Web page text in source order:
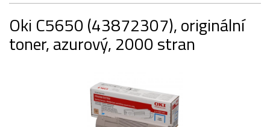
Oki C5650 (43872307), originální
toner, azurový, 2000 stran